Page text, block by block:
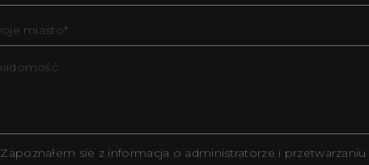
Zapoznałem sie z informacja o administratorze i przetwarzaniu